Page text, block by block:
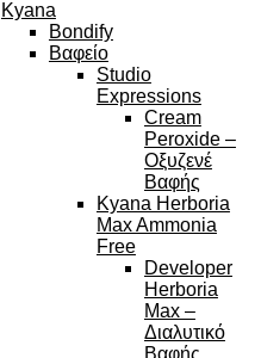
Kyana
Bondify
Βαφείο
Studio
Expressions
Cream
Peroxide –
Οξυζενέ
Βαφής
Kyana Herboria
Max Ammonia
Free
Developer
Herboria
Max –
Διαλυτικό
Βαφής